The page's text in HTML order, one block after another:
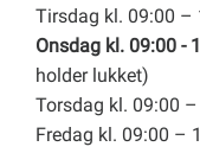
Tirsdag kl. 09:00 –
Onsdag kl. 09:00 -
holder lukket)
Torsdag kl. 09:00
Fredag kl. 09:00 –